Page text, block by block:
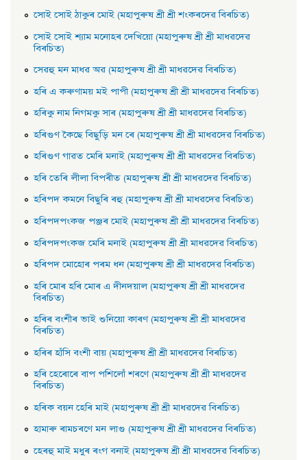
সােই সােই ঠাকুৰ মােই (মহাপুৰুষ শ্ৰী শ্ৰী শংকৰদেৱ বিৰচিত)
সােই সােই শ্যাম মনােহৰ দেখিয়াে (মহাপুৰুষ শ্ৰী শ্ৰী মাধৱদেৱ
বিৰচিত)
সেৱহু মন মাধৱ অৱ (মহাপুৰুষ শ্ৰী শ্ৰী মাধৱদেৱ বিৰচিত)
হৰি এ কৰুণাময় মই পাপী (মহাপুৰুষ শ্ৰী শ্ৰী মাধৱদেৱ বিৰচিত)
হৰিকু নাম নিগমকু সাৰ (মহাপুৰুষ শ্ৰী শ্ৰী মাধৱদেৱ বিৰচিত)
হৰিগুণ কৈছে বিছুড়ি মন ৰে (মহাপুৰুষ শ্ৰী শ্ৰী মাধৱদেৱ বিৰচিত)
হৰিগুণ গাৱত মেৰি মনাই (মহাপুৰুষ শ্ৰী শ্ৰী মাধৱদেৱ বিৰচিত)
হৰি তেৰি লীলা বিপৰীত (মহাপুৰুষ শ্ৰী শ্ৰী মাধৱদেৱ বিৰচিত)
হৰিপদ কমনে বিছুৰি ৰহু (মহাপুৰুষ শ্ৰী শ্ৰী মাধৱদেৱ বিৰচিত)
হৰিপদপংকজ পঞ্জৰ মােই (মহাপুৰুষ শ্ৰী শ্ৰী মাধৱদেৱ বিৰচিত)
হৰিপদপংকজ মেৰি মনাই (মহাপুৰুষ শ্ৰী শ্ৰী মাধৱদেৱ বিৰচিত)
হৰিপদ মােহােৰ পৰম ধন (মহাপুৰুষ শ্ৰী শ্ৰী মাধৱদেৱ বিৰচিত)
হৰি মােৰ হৰি মােৰ এ দীনদয়াল (মহাপুৰুষ শ্ৰী শ্ৰী মাধৱদেৱ
বিৰচিত)
হৰিৰ বংশীৰ ভাই শুনিয়াে কাৰণ (মহাপুৰুষ শ্ৰী শ্ৰী মাধৱদেৱ
বিৰচিত)
হৰিৰ হাঁসি বংশী বায় (মহাপুৰুষ শ্ৰী শ্ৰী মাধৱদেৱ বিৰচিত)
হৰি হেৰােৰে বাপ পশিলোঁ শৰণে (মহাপুৰুষ শ্ৰী শ্ৰী মাধৱদেৱ
বিৰচিত)
হৰিক বয়ন হেৰি মাই (মহাপুৰুষ শ্ৰী শ্ৰী মাধৱদেৱ বিৰচিত)
হামাৰু ৰামচৰণে মন লাগু (মহাপুৰুষ শ্ৰী শ্ৰী মাধৱদেৱ বিৰচিত)
হেৰহু মাই মধুৰ ৰংগ বনাই (মহাপুৰুষ শ্ৰী শ্ৰী মাধৱদেৱ বিৰচিত)